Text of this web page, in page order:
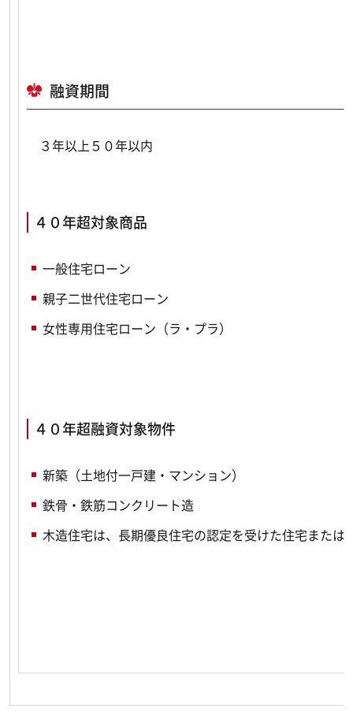
融資期間
３年以上５０年以内
４０年超対象商品
一般住宅ローン
親子二世代住宅ローン
​女性専用住宅ローン（ラ・プラ）
４０年超融資対象物件
新築（土地付一戸建・マンション）
鉄骨・鉄筋コンクリート造
木造住宅は、長期優良住宅の認定を受けた住宅また